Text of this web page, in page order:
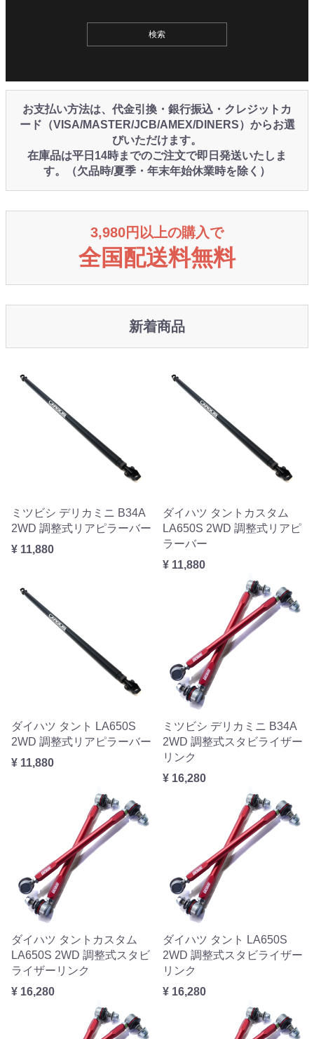
お支払い方法は、代金引換・銀行振込・クレジットカ
ード（VISA/MASTER/JCB/AMEX/DINERS）からお選
びいただけます。
在庫品は平日14時までのご注文で即日発送いたしま
す。（欠品時/夏季・年末年始休業時を除く）
3,980円以上の購入で
全国配送料無料
新着商品
ミツビシ デリカミニ B34A
2WD 調整式リアピラーバー
¥ 11,880
ダイハツ タントカスタム
LA650S 2WD 調整式リアピ
ラーバー
¥ 11,880
ダイハツ タント LA650S
2WD 調整式リアピラーバー
¥ 11,880
ミツビシ デリカミニ B34A
2WD 調整式スタビライザー
リンク
¥ 16,280
ダイハツ タントカスタム
LA650S 2WD 調整式スタビ
ライザーリンク
¥ 16,280
ダイハツ タント LA650S
2WD 調整式スタビライザー
リンク
¥ 16,280